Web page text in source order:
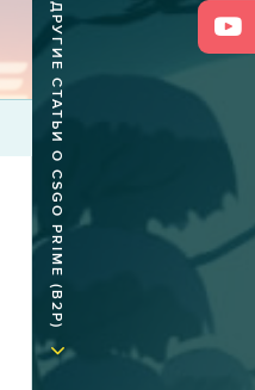
ДРУГИЕ СТАТЬИ О CSGO PRIME (B2P)